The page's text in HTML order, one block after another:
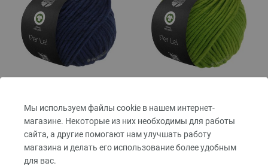
Мы используем файлы cookie в нашем интернет-
магазине. Некоторые из них необходимы для работы
сайта, а другие помогают нам улучшать работу
магазина и делать его использование более удобным
для вас.